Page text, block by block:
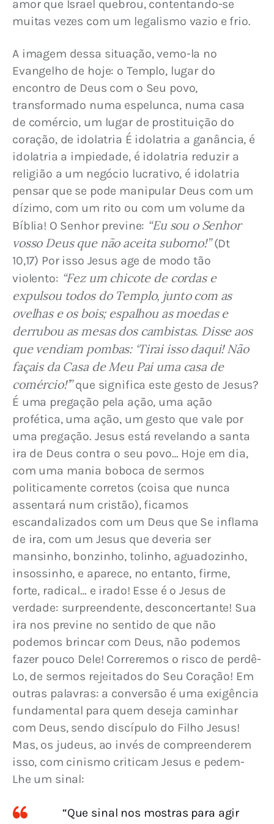
amor que Israel quebrou, contentando-se
muitas vezes com um legalismo vazio e frio.
A imagem dessa situação, vemo-la no
Evangelho de hoje: o Templo, lugar do
encontro de Deus com o Seu povo,
transformado numa espelunca, numa casa
de comércio, um lugar de prostituição do
coração, de idolatria É idolatria a ganância, é
idolatria a impiedade, é idolatria reduzir a
religião a um negócio lucrativo, é idolatria
pensar que se pode manipular Deus com um
dízimo, com um rito ou com um volume da
Bíblia! O Senhor previne: “Eu sou o Senhor
vosso Deus que não aceita suborno!” (Dt
10,17) Por isso Jesus age de modo tão
violento: “Fez um chicote de cordas e
expulsou todos do Templo, junto com as
ovelhas e os bois; espalhou as moedas e
derrubou as mesas dos cambistas. Disse aos
que vendiam pombas: ‘Tirai isso daqui! Não
façais da Casa de Meu Pai uma casa de
comércio!’” que significa este gesto de Jesus?
É uma pregação pela ação, uma ação
profética, uma ação, um gesto que vale por
uma pregação. Jesus está revelando a santa
ira de Deus contra o seu povo… Hoje em dia,
com uma mania boboca de sermos
politicamente corretos (coisa que nunca
assentará num cristão), ficamos
escandalizados com um Deus que Se inflama
de ira, com um Jesus que deveria ser
mansinho, bonzinho, tolinho, aguadozinho,
insossinho, e aparece, no entanto, firme,
forte, radical… e irado! Esse é o Jesus de
verdade: surpreendente, desconcertante! Sua
ira nos previne no sentido de que não
podemos brincar com Deus, não podemos
fazer pouco Dele! Correremos o risco de perdê-
Lo, de sermos rejeitados do Seu Coração! Em
outras palavras: a conversão é uma exigência
fundamental para quem deseja caminhar
com Deus, sendo discípulo do Filho Jesus!
Mas, os judeus, ao invés de compreenderem
isso, com cinismo criticam Jesus e pedem-
Lhe um sinal:
“Que sinal nos mostras para agir